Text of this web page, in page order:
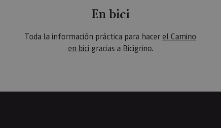
En bici
Toda la información práctica para hacerel Camino
en bici gracias a Bicigrino.